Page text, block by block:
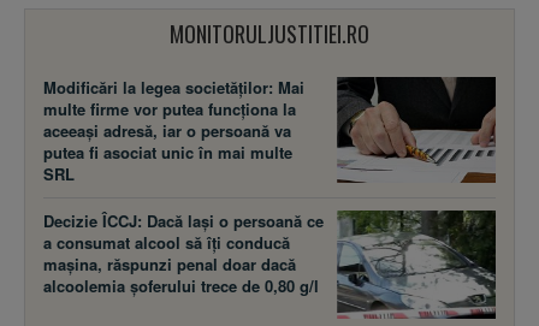
MONITORULJUSTITIEI.RO
Modificări la legea societăţilor: Mai
multe firme vor putea funcţiona la
aceeaşi adresă, iar o persoană va
putea fi asociat unic în mai multe
SRL
Decizie ÎCCJ: Dacă laşi o persoană ce
a consumat alcool să îţi conducă
maşina, răspunzi penal doar dacă
alcoolemia şoferului trece de 0,80 g/l